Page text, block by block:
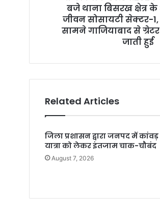
बजे थाना बिसरख क्षेत्र
जीवन सोसायटी सेक्टर-1,
सामने गाजियाबाद से
जाती हुई
Related Articles
जिला प्रशासन द्वारा जनपद में कांवड़
यात्रा को लेकर इंतजाम चाक-चौबंद
August 7, 2026